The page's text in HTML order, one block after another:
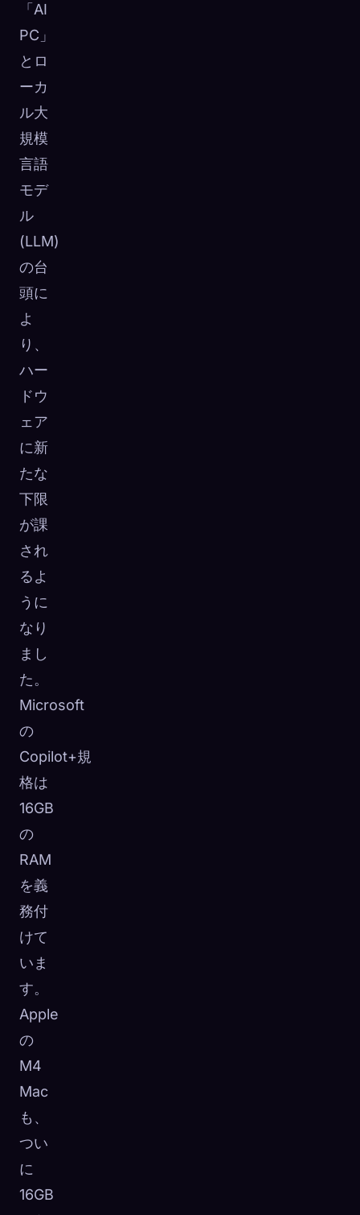
「AI
PC」
とロ
ーカ
ル大
規模
言語
モデ
ル
(LLM)
の台
頭に
よ
り、
ハー
ドウ
ェア
に新
たな
下限
が課
され
るよ
うに
なり
まし
た。
Microsoft
の
Copilot+規
格は
16GB
の
RAM
を義
務付
けて
いま
す。
Apple
の
M4
Mac
も、
つい
に
16GB